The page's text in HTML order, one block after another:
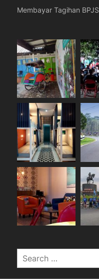
Membayar Tagihan BPJS
Search
for: